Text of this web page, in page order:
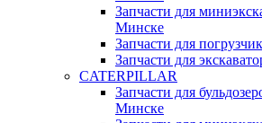
Запчасти для
Минске
Запчасти для
Запчасти для
CATERPILLAR
Запчасти для
Минске